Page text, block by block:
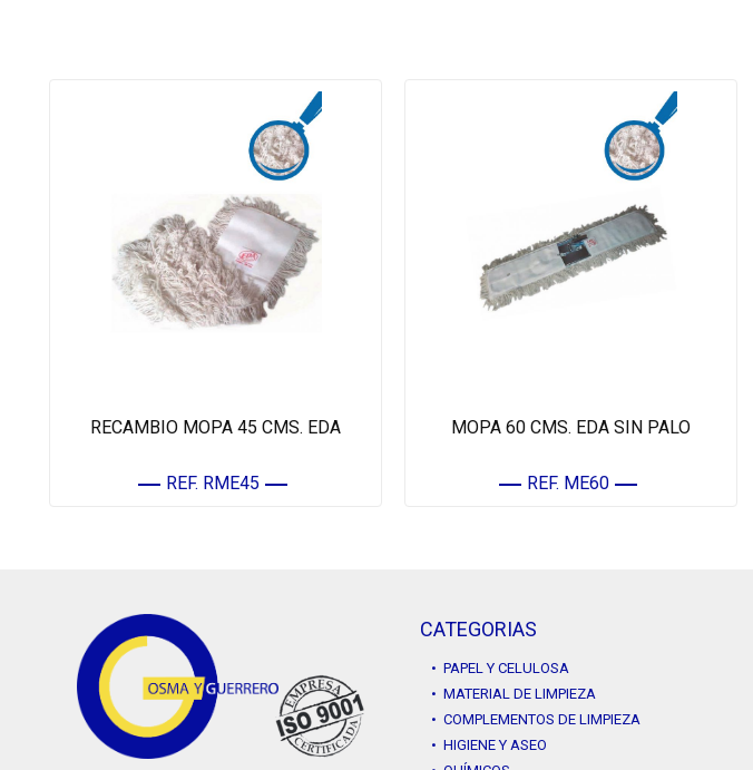
RECAMBIO MOPA 45 CMS. EDA
REF. RME45
MOPA 60 CMS. EDA SIN PALO
REF. ME60
CATEGORIAS
• PAPEL Y CELULOSA
• MATERIAL DE LIMPIEZA
• COMPLEMENTOS DE LIMPIEZA
• HIGIENE Y ASEO